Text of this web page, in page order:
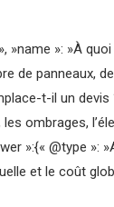
»name »: »À
de panneaux,
t-il un devis
ombrages,
»:{« @type »:
et le coût